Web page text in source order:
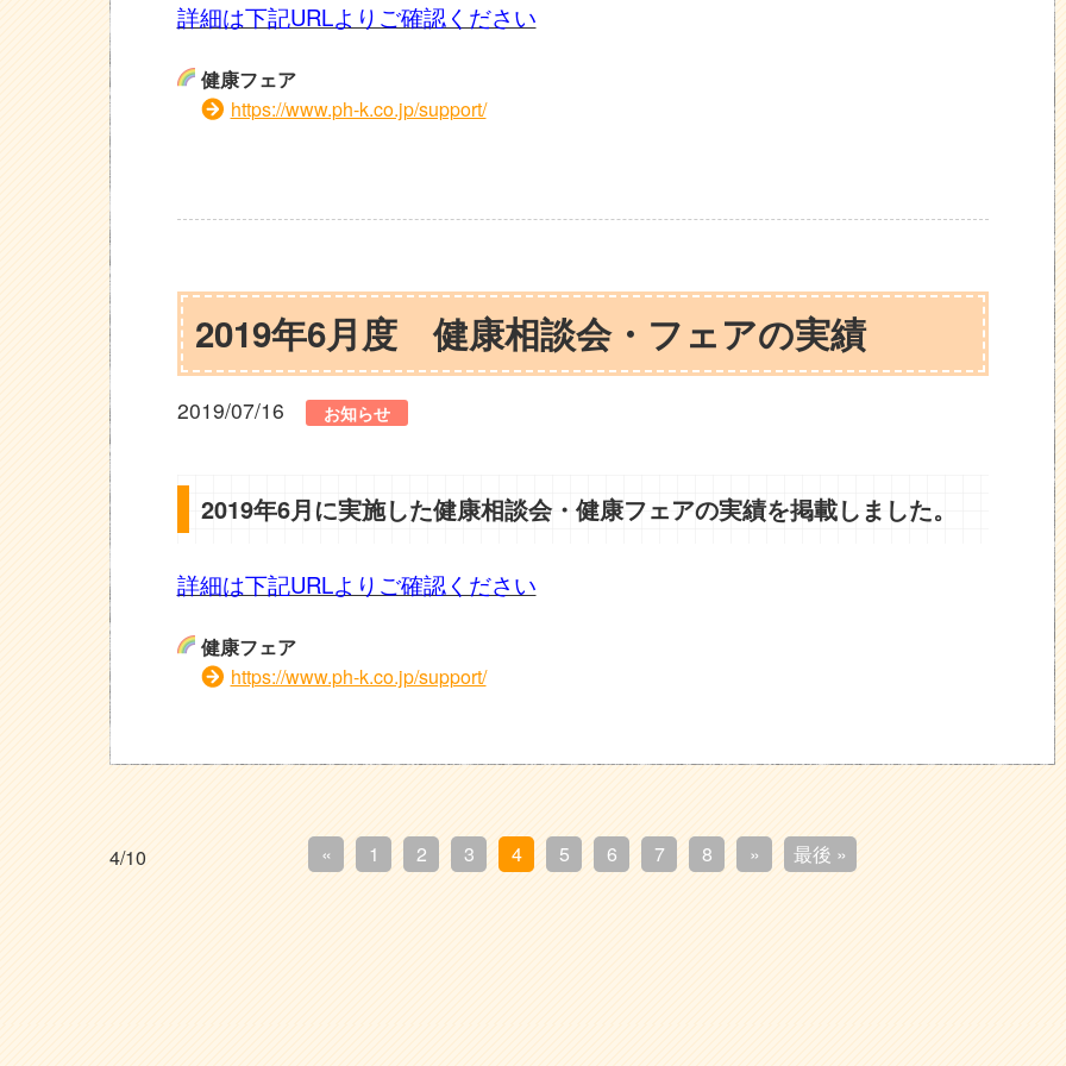
詳細は下記URLよりご確認ください
健康フェア
https://www.ph-k.co.jp/support/
2019年6月度 健康相談会・フェアの実績
2019/07/16 お知らせ
2019年6月に実施した健康相談会・健康フェアの実績を掲載しました。
詳細は下記URLよりご確認ください
健康フェア
https://www.ph-k.co.jp/support/
4/10 « 1 2 3 4 5 6 7 8 » 最後 »